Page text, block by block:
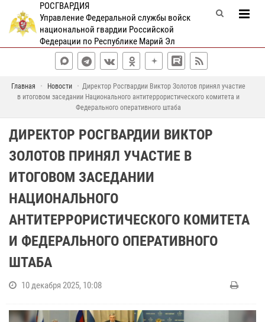
РОСГВАРДИЯ
Управление Федеральной службы войск
национальной гвардии Российской
Федерации по Республике Марий Эл
Главная Новости
Директор Росгвардии Виктор Золотов принял участие
в итоговом заседании Национального антитеррористического комитета и
Федерального оперативного штаба
ДИРЕКТОР РОСГВАРДИИ ВИКТОР
ЗОЛОТОВ ПРИНЯЛ УЧАСТИЕ В
ИТОГОВОМ ЗАСЕДАНИИ
НАЦИОНАЛЬНОГО
АНТИТЕРРОРИСТИЧЕСКОГО КОМИТЕТА
И ФЕДЕРАЛЬНОГО ОПЕРАТИВНОГО
ШТАБА
10 декабря 2025, 10:08